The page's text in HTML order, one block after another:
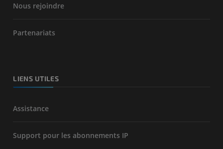
Nous rejoindre
Partenariats
LIENS UTILES
Assistance
Support pour les abonnements IP